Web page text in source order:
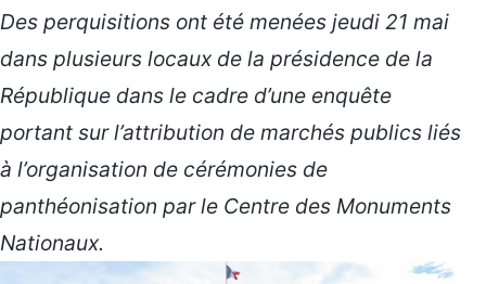
Des perquisitions ont été menées jeudi 21 mai
dans plusieurs locaux de la présidence de la
République dans le cadre d’une enquête
portant sur l’attribution de marchés publics liés
à l’organisation de cérémonies de
panthéonisation par le Centre des Monuments
Nationaux.